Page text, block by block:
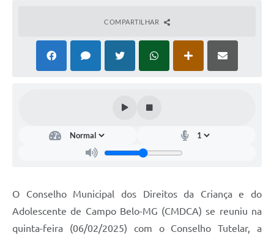
COMPARTILHAR
O Conselho Municipal dos Direitos da Criança e do
Adolescente de Campo Belo-MG (CMDCA) se reuniu na
quinta-feira (06/02/2025) com o Conselho Tutelar, a